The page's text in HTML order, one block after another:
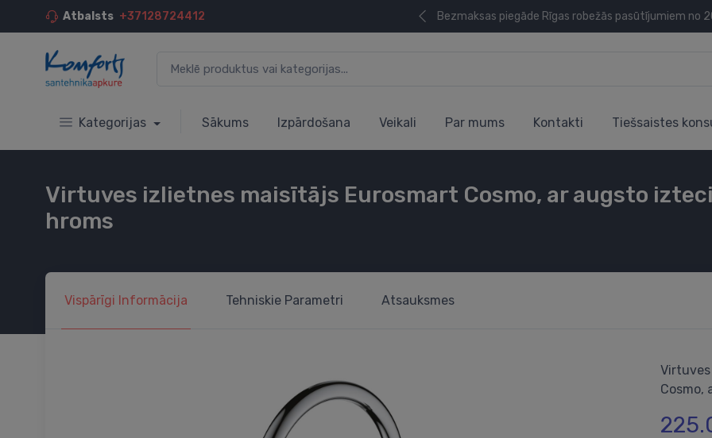
Atbalsts +37128724412 Bezmaksas piegāde Rīgas robežās pasūtījumiem no
Kategorijas Sākums Izpārdošana Veikali Par mums Kontakti Tiešsaistes
Virtuves izlietnes maisītājs Eurosmart Cosmo, ar augsto
hroms
Vispārīgi Informācija Tehniskie Parametri Atsauksmes
Cosmo,